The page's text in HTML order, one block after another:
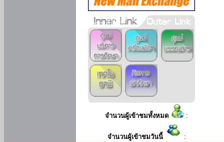
จำนวนผู้เข้าชมทั้งหมด :
จำนวนผู้เข้าชมวันนี้ :